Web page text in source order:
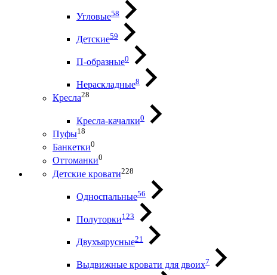
Угловые58
Детские59
П-образные0
Нераскладные8
Кресла28
Кресла-качалки0
Пуфы18
Банкетки0
Оттоманки0
Детские кровати228
Односпальные56
Полуторки123
Двухъярусные21
Выдвижные кровати для двоих7